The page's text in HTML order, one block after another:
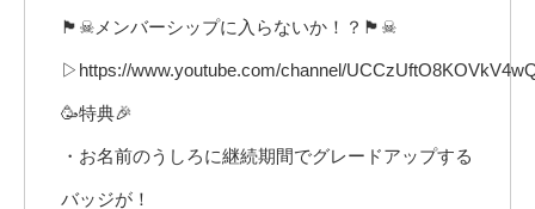
🏴☠メンバーシップに入らないか！？🏴☠
▷https://www.youtube.com/channel/
🥳特典🎉
・お名前のうしろに継続期間でグレードアップする
バッジが！